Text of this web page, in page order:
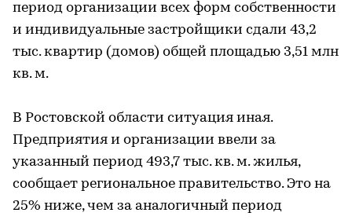
период организации всех форм собственности
и индивидуальные застройщики сдали 43,2
тыс. квартир (домов) общей площадью 3,51 млн
кв. м.
В Ростовской области ситуация иная.
Предприятия и организации ввели за
указанный период 493,7 тыс. кв. м. жилья,
сообщает региональное правительство. Это на
25% ниже, чем за аналогичный период